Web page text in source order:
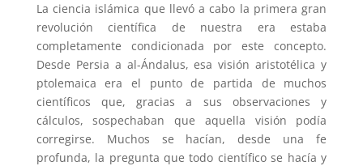
La ciencia islámica que llevó a cabo la primera gran
revolución científica de nuestra era estaba
completamente condicionada por este concepto.
Desde Persia a al-Ándalus, esa visión aristotélica y
ptolemaica era el punto de partida de muchos
científicos que, gracias a sus observaciones y
cálculos, sospechaban que aquella visión podía
corregirse. Muchos se hacían, desde una fe
profunda, la pregunta que todo científico se hacía y